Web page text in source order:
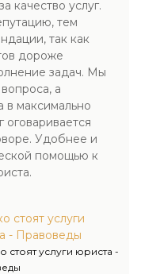
качество услуг.
тем
так как
дороже
задач. Мы
а
в максимально
оговаривается
Удобнее и
помощью к
стоят услуги
- Правоведы
стоят услуги юриста -